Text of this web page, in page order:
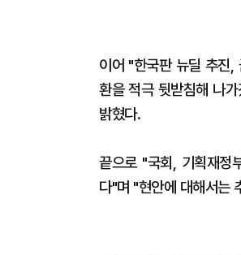
이어 "한국판 뉴딜 추진,
환을 적극 뒷받침해 나
밝혔다.
끝으로 "국회, 기획재정
다"며 "현안에 대해서는